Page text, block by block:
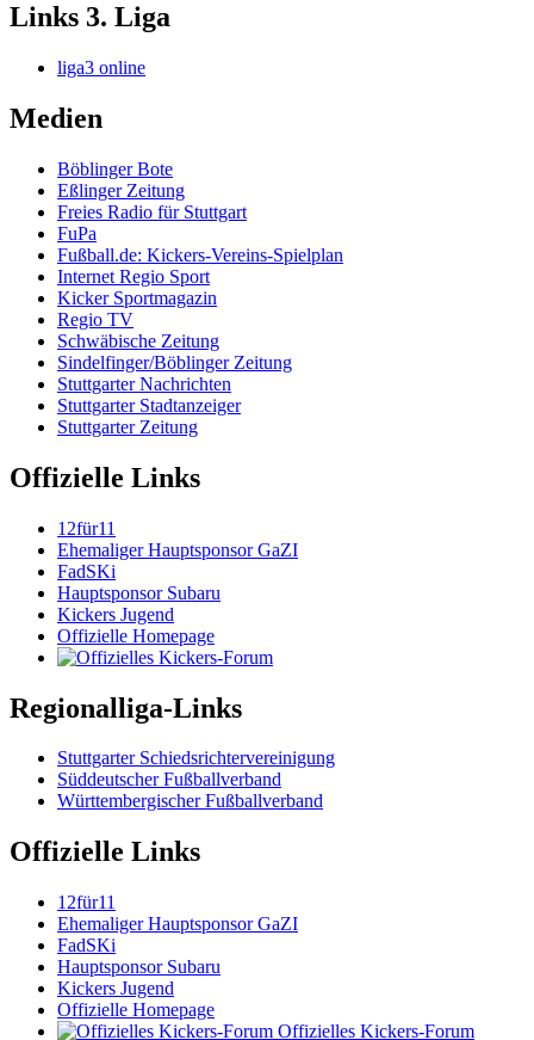
Links 3. Liga
liga3 online
Medien
Böblinger Bote
Eßlinger Zeitung
Freies Radio für Stuttgart
FuPa
Fußball.de: Kickers-Vereins-Spielplan
Internet Regio Sport
Kicker Sportmagazin
Regio TV
Schwäbische Zeitung
Sindelfinger/Böblinger Zeitung
Stuttgarter Nachrichten
Stuttgarter Stadtanzeiger
Stuttgarter Zeitung
Offizielle Links
12für11
Ehemaliger Hauptsponsor GaZI
FadSKi
Hauptsponsor Subaru
Kickers Jugend
Offizielle Homepage
Regionalliga-Links
Stuttgarter Schiedsrichtervereinigung
Süddeutscher Fußballverband
Württembergischer Fußballverband
Offizielle Links
12für11
Ehemaliger Hauptsponsor GaZI
FadSKi
Hauptsponsor Subaru
Kickers Jugend
Offizielle Homepage
Offizielles Kickers-Forum